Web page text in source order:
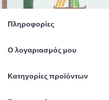
Πληροφορίες
Ο λογαριασμός μου
Κατηγορίες προϊόντων